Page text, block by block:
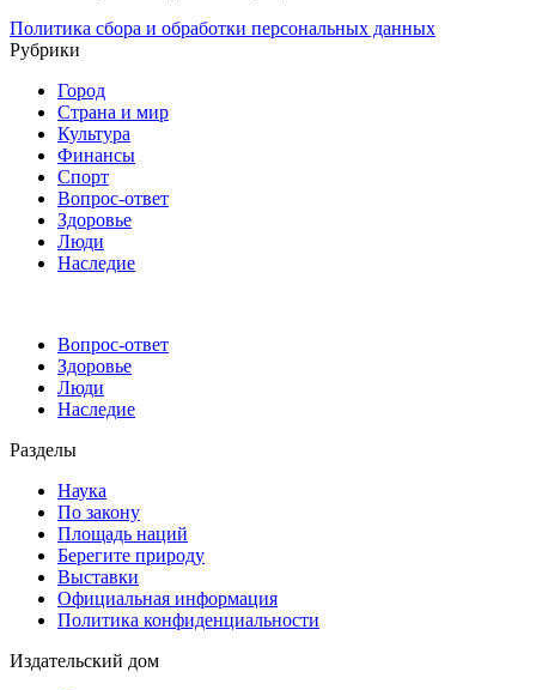
Политика сбора и обработки персональных данных
Рубрики
Город
Страна и мир
Культура
Финансы
Спорт
Вопрос-ответ
Здоровье
Люди
Наследие
Вопрос-ответ
Здоровье
Люди
Наследие
Разделы
Наука
По закону
Площадь наций
Берегите природу
Выставки
Официальная информация
Политика конфиденциальности
Издательский дом